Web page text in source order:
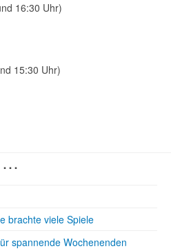
16:30 Uhr)
15:30 Uhr)
…
brachte viele Spiele
spannende Wochenenden